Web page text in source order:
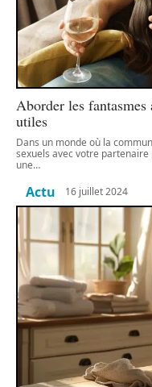
Aborder les
utiles
Dans un monde où la
sexuels avec votre
une…
Actu 16 juillet 2024